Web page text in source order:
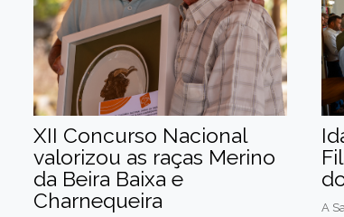
XII Concurso Nacional
valorizou as raças Merino
da Beira Baixa e
Charnequeira
A